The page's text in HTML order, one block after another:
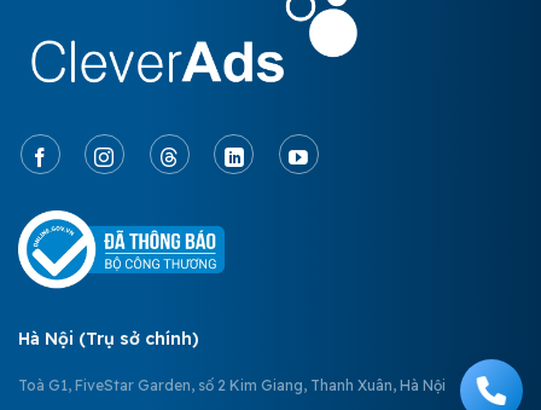
Hà Nội (Trụ sở chính)
Toà G1, FiveStar Garden, số 2 Kim Giang, Thanh Xuân, Hà Nội